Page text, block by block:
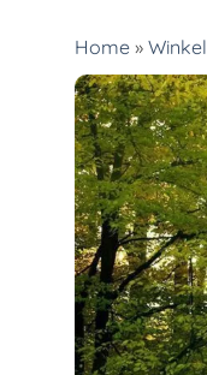
Home » Winkel